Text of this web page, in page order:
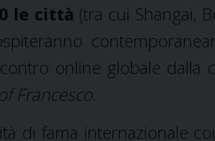
le città (tra cui Shangai,
online globale dalla
Francesco.
di fama internazionale